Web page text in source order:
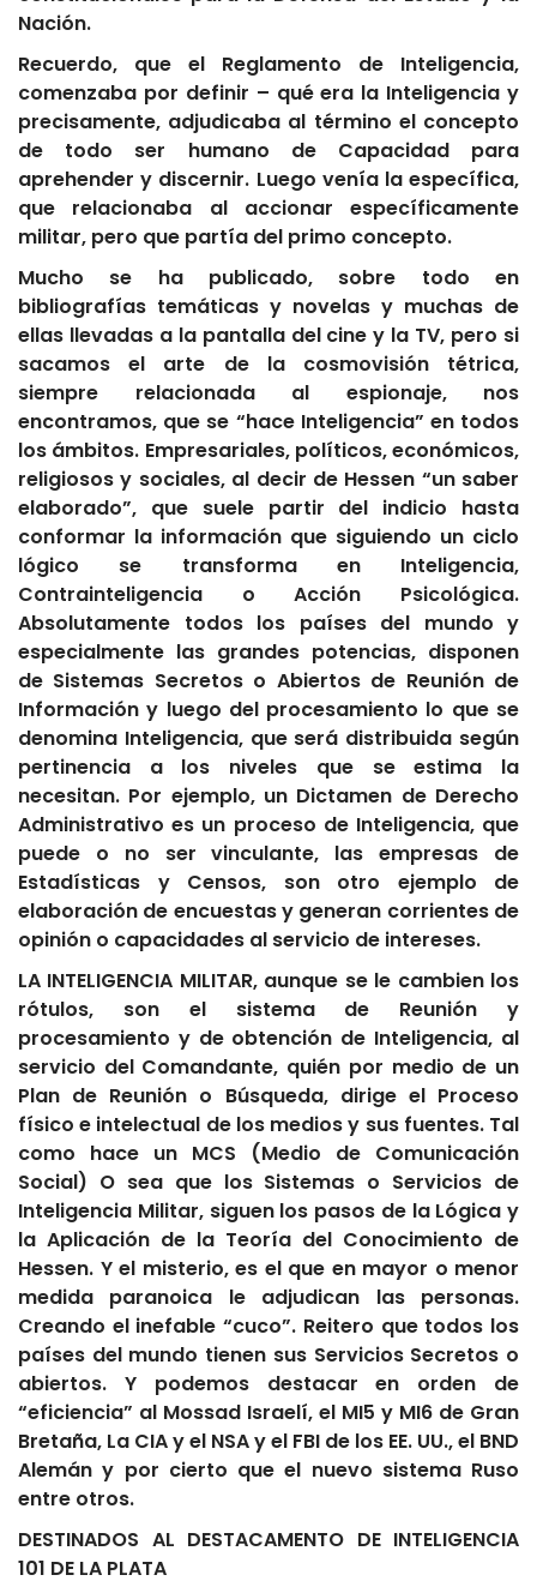
Nación.
Recuerdo, que el Reglamento de Inteligencia,
comenzaba por definir – qué era la Inteligencia y
precisamente, adjudicaba al término el concepto
de todo ser humano de Capacidad para
aprehender y discernir. Luego venía la específica,
que relacionaba al accionar específicamente
militar, pero que partía del primo concepto.
Mucho se ha publicado, sobre todo en
bibliografías temáticas y novelas y muchas de
ellas llevadas a la pantalla del cine y la TV, pero si
sacamos el arte de la cosmovisión tétrica,
siempre relacionada al espionaje, nos
encontramos, que se “hace Inteligencia” en todos
los ámbitos. Empresariales, políticos, económicos,
religiosos y sociales, al decir de Hessen “un saber
elaborado”, que suele partir del indicio hasta
conformar la información que siguiendo un ciclo
lógico se transforma en Inteligencia,
Contrainteligencia o Acción Psicológica.
Absolutamente todos los países del mundo y
especialmente las grandes potencias, disponen
de Sistemas Secretos o Abiertos de Reunión de
Información y luego del procesamiento lo que se
denomina Inteligencia, que será distribuida según
pertinencia a los niveles que se estima la
necesitan. Por ejemplo, un Dictamen de Derecho
Administrativo es un proceso de Inteligencia, que
puede o no ser vinculante, las empresas de
Estadísticas y Censos, son otro ejemplo de
elaboración de encuestas y generan corrientes de
opinión o capacidades al servicio de intereses.
LA INTELIGENCIA MILITAR, aunque se le cambien los
rótulos, son el sistema de Reunión y
procesamiento y de obtención de Inteligencia, al
servicio del Comandante, quién por medio de un
Plan de Reunión o Búsqueda, dirige el Proceso
físico e intelectual de los medios y sus fuentes. Tal
como hace un MCS (Medio de Comunicación
Social) O sea que los Sistemas o Servicios de
Inteligencia Militar, siguen los pasos de la Lógica y
la Aplicación de la Teoría del Conocimiento de
Hessen. Y el misterio, es el que en mayor o menor
medida paranoica le adjudican las personas.
Creando el inefable “cuco”. Reitero que todos los
países del mundo tienen sus Servicios Secretos o
abiertos. Y podemos destacar en orden de
“eficiencia” al Mossad Israelí, el MI5 y MI6 de Gran
Bretaña, La CIA y el NSA y el FBI de los EE. UU., el BND
Alemán y por cierto que el nuevo sistema Ruso
entre otros.
DESTINADOS AL DESTACAMENTO DE INTELIGENCIA
101 DE LA PLATA